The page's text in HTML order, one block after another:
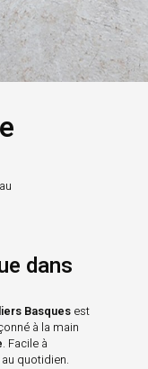
dans
Basques est
à la main
. Facile à
quotidien.